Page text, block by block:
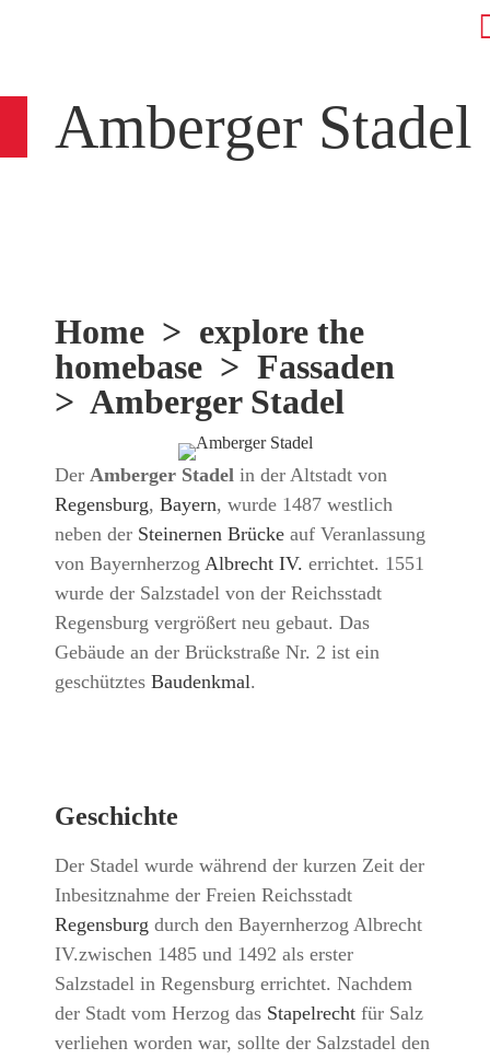
Amberger Stadel
Home > explore the
homebase > Fassaden
> Amberger Stadel
Der Amberger Stadel in der Altstadt von
Regensburg, Bayern, wurde 1487 westlich
neben der Steinernen Brücke auf Veranlassung
von Bayernherzog Albrecht IV. errichtet. 1551
wurde der Salzstadel von der Reichsstadt
Regensburg vergrößert neu gebaut. Das
Gebäude an der Brückstraße Nr. 2 ist ein
geschütztes Baudenkmal.
Geschichte
Der Stadel wurde während der kurzen Zeit der
Inbesitznahme der Freien Reichsstadt
Regensburg durch den Bayernherzog Albrecht
IV.zwischen 1485 und 1492 als erster
Salzstadel in Regensburg errichtet. Nachdem
der Stadt vom Herzog das Stapelrecht für Salz
verliehen worden war, sollte der Salzstadel den